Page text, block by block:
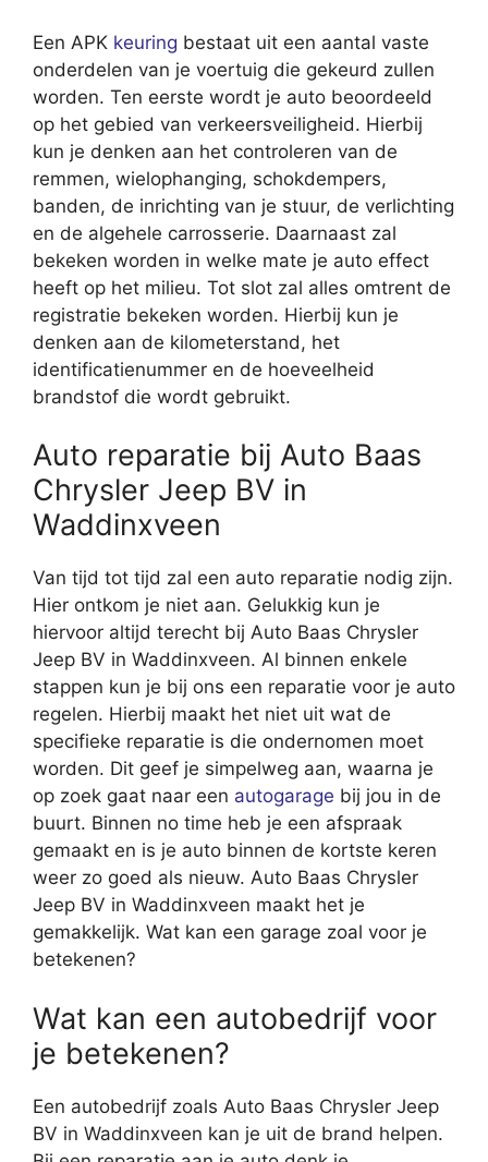
Een APK keuring bestaat uit een aantal vaste
onderdelen van je voertuig die gekeurd zullen
worden. Ten eerste wordt je auto beoordeeld
op het gebied van verkeersveiligheid. Hierbij
kun je denken aan het controleren van de
remmen, wielophanging, schokdempers,
banden, de inrichting van je stuur, de verlichting
en de algehele carrosserie. Daarnaast zal
bekeken worden in welke mate je auto effect
heeft op het milieu. Tot slot zal alles omtrent de
registratie bekeken worden. Hierbij kun je
denken aan de kilometerstand, het
identificatienummer en de hoeveelheid
brandstof die wordt gebruikt.
Auto reparatie bij Auto Baas
Chrysler Jeep BV in
Waddinxveen
Van tijd tot tijd zal een auto reparatie nodig zijn.
Hier ontkom je niet aan. Gelukkig kun je
hiervoor altijd terecht bij Auto Baas Chrysler
Jeep BV in Waddinxveen. Al binnen enkele
stappen kun je bij ons een reparatie voor je auto
regelen. Hierbij maakt het niet uit wat de
specifieke reparatie is die ondernomen moet
worden. Dit geef je simpelweg aan, waarna je
op zoek gaat naar een autogarage bij jou in de
buurt. Binnen no time heb je een afspraak
gemaakt en is je auto binnen de kortste keren
weer zo goed als nieuw. Auto Baas Chrysler
Jeep BV in Waddinxveen maakt het je
gemakkelijk. Wat kan een garage zoal voor je
betekenen?
Wat kan een autobedrijf voor
je betekenen?
Een autobedrijf zoals Auto Baas Chrysler Jeep
BV in Waddinxveen kan je uit de brand helpen.